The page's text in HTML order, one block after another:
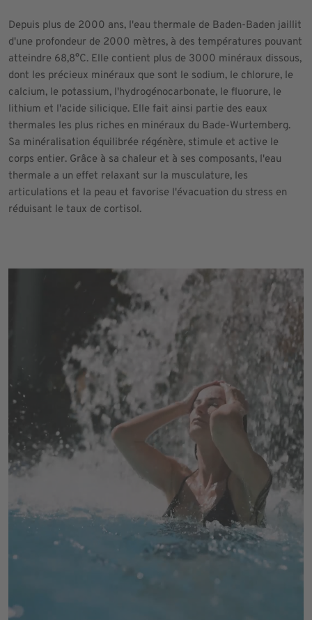
Depuis plus de 2000 ans, l'eau thermale de Baden-Baden jaillit
d'une profondeur de 2000 mètres, à des températures pouvant
atteindre 68,8°C. Elle contient plus de 3000 minéraux dissous,
dont les précieux minéraux que sont le sodium, le chlorure, le
calcium, le potassium, l'hydrogénocarbonate, le fluorure, le
lithium et l'acide silicique. Elle fait ainsi partie des eaux
thermales les plus riches en minéraux du Bade-Wurtemberg.
Sa minéralisation équilibrée régénère, stimule et active le
corps entier. Grâce à sa chaleur et à ses composants, l'eau
thermale a un effet relaxant sur la musculature, les
articulations et la peau et favorise l'évacuation du stress en
réduisant le taux de cortisol.